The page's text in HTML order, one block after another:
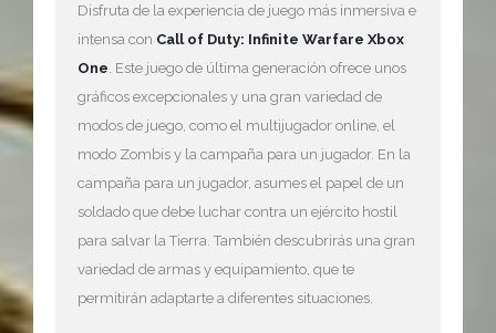
Disfruta de la experiencia de juego más inmersiva e
intensa con Call of Duty: Infinite Warfare Xbox
One . Este juego de última generación ofrece unos
gráficos excepcionales y una gran variedad de
modos de juego, como el multijugador online, el
modo Zombis y la campaña para un jugador. En la
campaña para un jugador, asumes el papel de un
soldado que debe luchar contra un ejército hostil
para salvar la Tierra. También descubrirás una gran
variedad de armas y equipamiento, que te
permitirán adaptarte a diferentes situaciones.